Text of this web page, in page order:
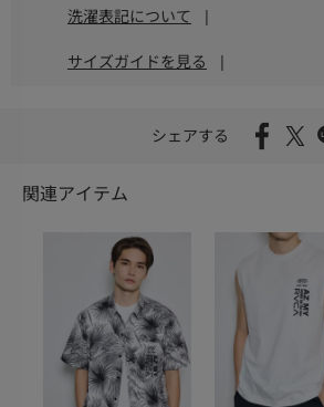
洗濯表記について |
サイズガイドを見る |
シェアする
関連アイテム